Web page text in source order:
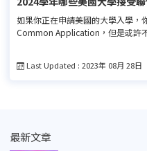
如果你正在申請美國的大學入學，
Common Application，但是或許
Last Updated : 2023年 08月 28日
最新文章